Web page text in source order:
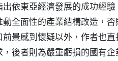
依東亞經濟發展的成功經
全面性的產業結構改造，
景感到懷疑以外，作者也
後者則為嚴重虧損的國有